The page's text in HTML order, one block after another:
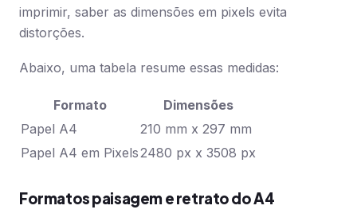
imprimir, saber as dimensões em pixels evita
distorções.
Abaixo, uma tabela resume essas medidas:
Formato
Dimensões
Papel A4
210 mm x 297 mm
Papel A4 em Pixels2480 px x 3508 px
Formatos paisagem e retrato do A4